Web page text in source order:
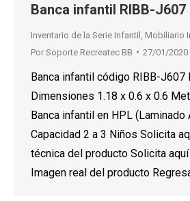
Banca infantil RIBB-J607
Inventario de la Serie Infantil
Mobiliario
Por Soporte Recreatec BB 27/01/2020
Banca infantil código RIBB-
Dimensiones 1.18 x 0.6 x 0.6
Banca infantil en HPL (Laminado
Capacidad 2 a 3 Niños Solicita
técnica del producto Solicita
Imagen real del producto